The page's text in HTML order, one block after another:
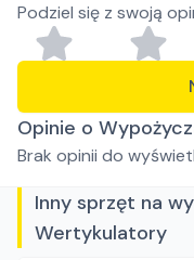
Podziel się z swoją
Opinie o
Brak opinii do
Inny sprzęt na
Wertykulatory